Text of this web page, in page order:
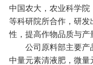
中国农大，农业科学
等科研院所合作，研发
性，提高作物品质与产
公司原料部主要产
中量元素清液肥，微